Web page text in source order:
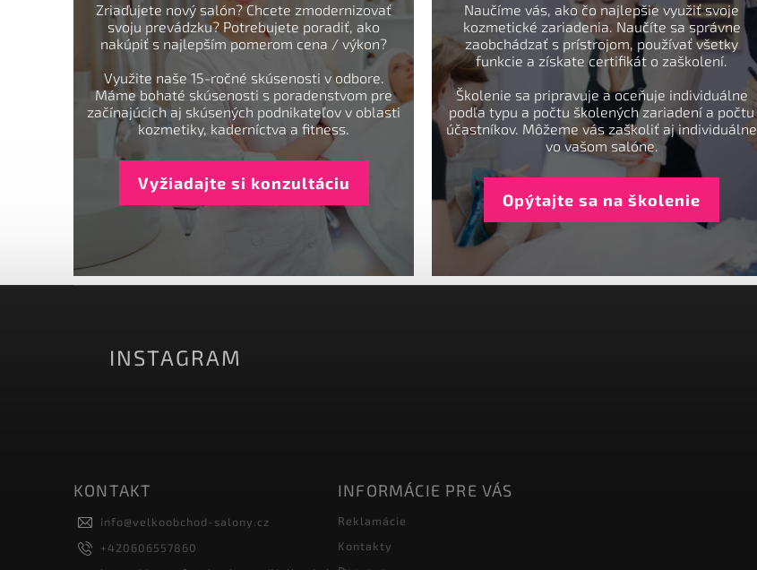
Zriaďujete nový salón? Chcete zmodernizovať
svoju prevádzku? Potrebujete poradiť, ako
nakúpiť s najlepším pomerom cena / výkon?
Využite naše 15-ročné skúsenosti v odbore.
Máme bohaté skúsenosti s poradenstvom pre
začínajúcich aj skúsených podnikateľov v oblasti
kozmetiky, kaderníctva a fitness.
Vyžiadajte si konzultáciu
Naučíme vás, ako čo najlepšie využiť svoje
kozmetické zariadenia. Naučíte sa správne
zaobchádzať s prístrojom, používať všetky
funkcie a získate certifikát o zaškolení.
Školenie sa pripravuje a oceňuje individuálne
podľa typu a počtu školených zariadení a počtu
účastníkov. Môžeme vás zaškoliť aj individuálne
vo vašom salóne.
Opýtajte sa na školenie
INSTAGRAM
KONTAKT
info@velkoobchod-salony.cz
+420606557860
INFORMÁCIE PRE VÁS
Reklamácie
Kontakty